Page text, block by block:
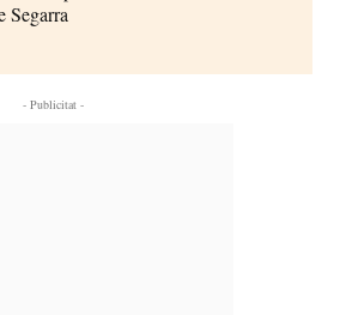
Segarra
- Publicitat -